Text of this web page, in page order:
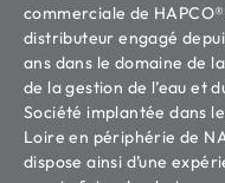
commerciale de
distributeur engagé
ans dans le domaine de
de la gestion de l’eau et
Société implantée dans
Loire en périphérie de
dispose ainsi d’une